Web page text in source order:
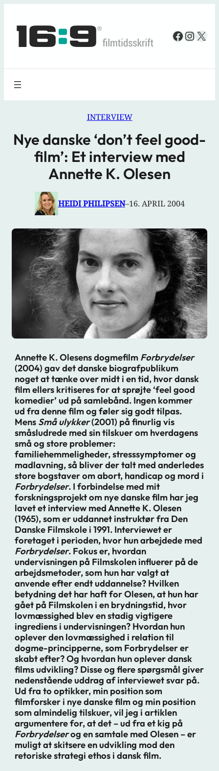
indhold
X
INTERVIEW
Nye danske ‘don’t feel good-
film’: Et interview med
Annette K. Olesen
HEIDI PHILIPSEN–16. APRIL 2004
Annette K. Olesens dogmefilm Forbrydelser
(2004) gav det danske biografpublikum
noget at tænke over midt i en tid, hvor dansk
film ellers kritiseres for at sprøjte ‘feel good
komedier’ ud på samlebånd. Ingen kommer
ud fra denne film og føler sig godt tilpas.
Mens Små ulykker(2001) på finurlig vis
småsludrede med sin tilskuer om hverdagens
små og store problemer:
familiehemmeligheder, stresssymptomer og
madlavning, så bliver der talt med anderledes
store bogstaver om abort, handicap og mord i
Forbrydelser. I forbindelse med mit
forskningsprojekt om nye danske film har jeg
lavet et interview med Annette K. Olesen
(1965), som er uddannet instruktør fra Den
Danske Filmskole i 1991. Interviewet er
foretaget i perioden, hvor hun arbejdede med
Forbrydelser. Fokus er, hvordan
undervisningen på Filmskolen influerer på de
arbejdsmetoder, som hun har valgt at
anvende efter endt uddannelse? Hvilken
betydning det har haft for Olesen, at hun har
gået på Filmskolen i en brydningstid, hvor
lovmæssighed blev en stadig vigtigere
ingrediens i undervisningen? Hvordan hun
oplever den lovmæssighed i relation til
dogme-principperne, som Forbrydelser er
skabt efter? Og hvordan hun oplever dansk
films udvikling? Disse og flere spørgsmål giver
nedenstående uddrag af interviewet svar på.
Ud fra to optikker, min position som
filmforsker i nye danske film og min position
som almindelig tilskuer, vil jeg i artiklen
argumentere for, at det – ud fra et kig på
Forbrydelserog en samtale med Olesen – er
muligt at skitsere en udvikling mod den
retoriske strategi ethos i dansk film.